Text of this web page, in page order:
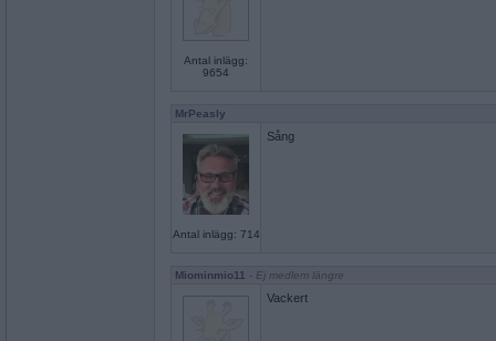
Antal inlägg:
9654
MrPeasly
Antal inlägg: 714
Sång
Miominmio11 - Ej medlem längre
Vackert